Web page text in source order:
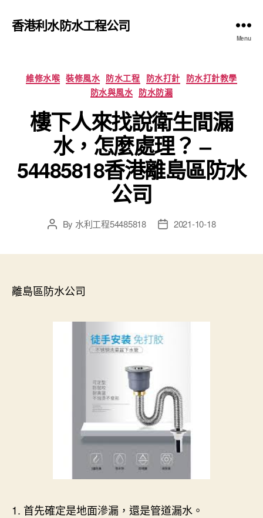
香港利水防水工程公司
Menu
Categories
維修水喉 裝修風水 防水工程 防水打針 防水打針教學
防水與風水 防水防漏
樓下人來找說衛生間漏
水，怎麼處理？ –
54485818香港離島區防水
公司
PostBy 水利工程54485818
Post2021-10-18
離島區防水公司
1. 首先確定是地面滲漏，還是管道漏水。